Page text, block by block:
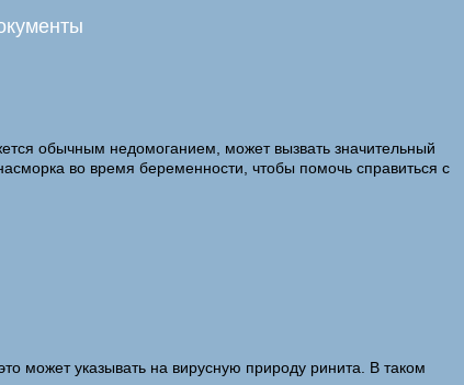
обычным недомоганием, может вызвать значительный
во время беременности, чтобы помочь справиться с
может указывать на вирусную природу ринита. В таком